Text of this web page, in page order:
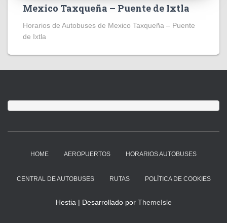
Mexico Taxqueña – Puente de Ixtla
Horarios de Autobuses de Mexico Taxqueña – Puente
de Ixtla
HOME AEROPUERTOS HORARIOS AUTOBUSES
CENTRAL DE AUTOBUSES RUTAS POLÍTICA DE COOKIES
Hestia | Desarrollado por ThemeIsle